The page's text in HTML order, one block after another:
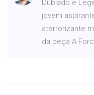
Dublado e
jovem
aterrorizante
da peça A